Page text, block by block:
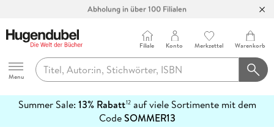
Abholung in über 100 Filialen
Hugendubel
Menu
Filiale Konto Merkzettel Warenkorb
Summer Sale: 13% Rabatt12auf viele Sortimente mit dem
CodeSOMMER13